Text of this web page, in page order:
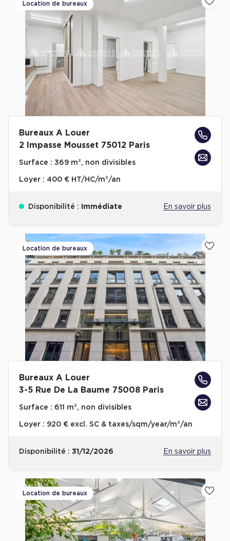
Location de bureaux
Bureaux A Louer
2 Impasse Mousset 75012 Paris
Surface : 369 m², non divisibles
Loyer : 400 € HT/HC/m²/an
Disponibilité : Immédiate En savoir plus
Location de bureaux
Bureaux A Louer
3-5 Rue De La Baume 75008 Paris
Surface : 611 m², non divisibles
Loyer : 920 € excl. SC & taxes/sqm/year/m²/an
Disponibilité : 31/12/2026 En savoir plus
Location de bureaux